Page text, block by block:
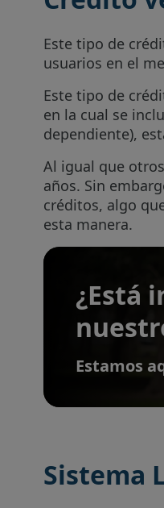
Este tipo de
usuarios en el
Este tipo de
en la cual se
dependiente),
Al igual que
años. Sin
créditos, algo
esta manera.
¿Está
Estamos
Sistema